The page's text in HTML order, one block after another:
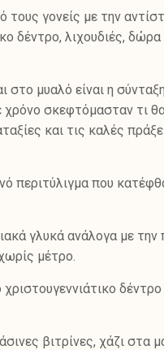
τους γονείς με την
δέντρο, λιχουδιές,
μυαλό είναι η
χρόνο σκεφτόμασταν τι
και τις καλές
περιτύλιγμα που
γλυκά ανάλογα με
μέτρο.
βιτρίνες, χάζι στα